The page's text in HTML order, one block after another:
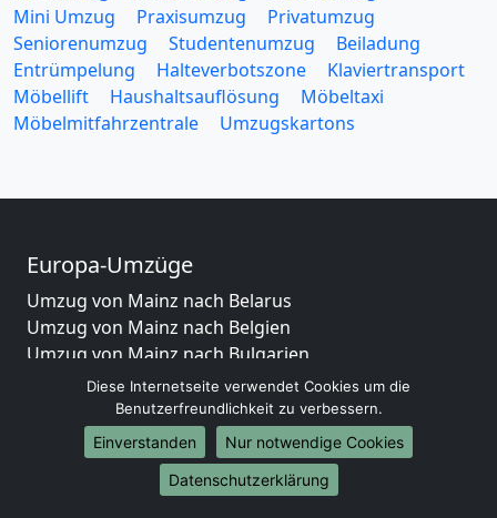
Mini Umzug
Praxisumzug
Privatumzug
Seniorenumzug
Studentenumzug
Beiladung
Entrümpelung
Halteverbotszone
Klaviertransport
Möbellift
Haushaltsauflösung
Möbeltaxi
Möbelmitfahrzentrale
Umzugskartons
Europa-Umzüge
Umzug von Mainz nach Belarus
Umzug von Mainz nach Belgien
Umzug von Mainz nach Bulgarien
Umzug von Mainz nach Dänemark
Umzug von Mainz nach England
Umzug von Mainz nach Portugal
Umzug von Mainz nach Bosnien und Herzegowina
Umzug von Mainz nach Irland
Diese Internetseite verwendet Cookies um die
Benutzerfreundlichkeit zu verbessern.
Einverstanden
Nur notwendige Cookies
Datenschutzerklärung